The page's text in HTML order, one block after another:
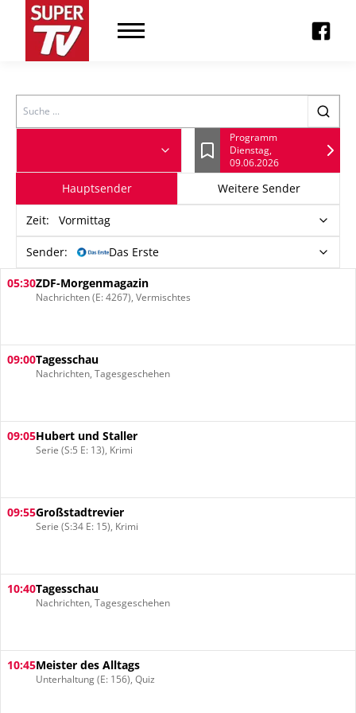
Search
Lesezeichen
Programm
Dienstag,
09.06.2026
Hauptsender Weitere Sender
Zeit: Vormittag
Sender: Das Erste
05:30ZDF-Morgenmagazin
Nachrichten (E: 4267), Vermischtes
09:00Tagesschau
Nachrichten, Tagesgeschehen
09:05Hubert und Staller
Serie (S:5 E: 13), Krimi
09:55Großstadtrevier
Serie (S:34 E: 15), Krimi
10:40Tagesschau
Nachrichten, Tagesgeschehen
10:45Meister des Alltags
Unterhaltung (E: 156), Quiz